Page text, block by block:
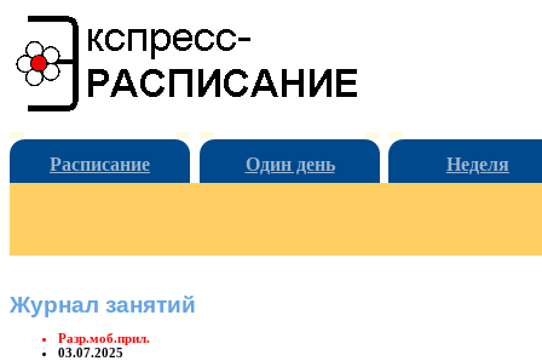
Расписание Один день Неделя
Журнал занятий
Разр.моб.прил.
03.07.2025